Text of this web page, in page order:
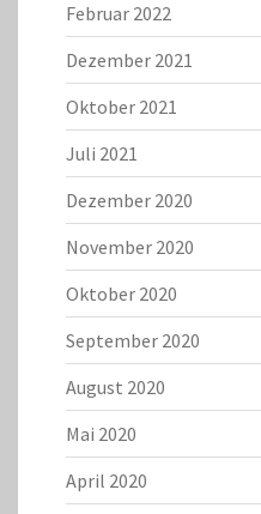
Februar 2022
Dezember 2021
Oktober 2021
Juli 2021
Dezember 2020
November 2020
Oktober 2020
September 2020
August 2020
Mai 2020
April 2020